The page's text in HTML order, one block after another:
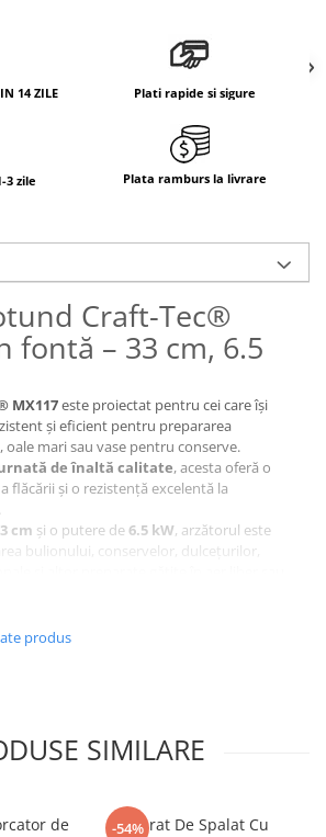
14 ZILE Plati rapide si sigure
3 zile Plata ramburs la livrare
Craft-Tec®
fontă – 33 cm, 6.5
MX117este proiectat pentru cei care își
și eficient pentru prepararea
mari sau vase pentru conserve.
de înaltă calitate, acesta oferă o
flăcării și o rezistență excelentă la
cm și o putere de6.5 kW, arzătorul este
bulionului, conservelor, dulcețurilor,
reducerea consumului de GPL și la o
pentru preparare rapidă
gaz GPL
produs
SIMILARE
de
-54%
Aparat De Spalat Cu